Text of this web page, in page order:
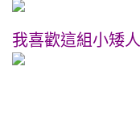
我喜歡這組小矮人